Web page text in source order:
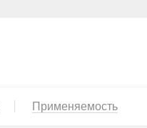
Применяемость